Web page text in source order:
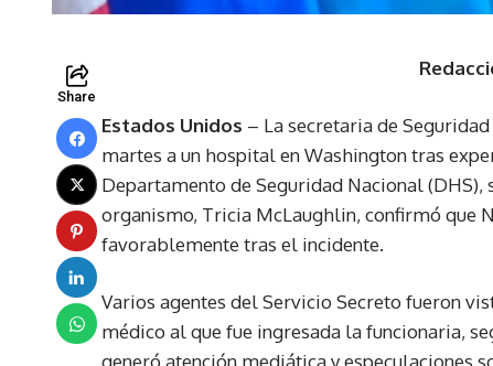
Share
Estados Unidos – La secretaria de
martes a un hospital en Washington tras
Departamento de Seguridad Nacional
organismo, Tricia McLaughlin, confirmó que
favorablemente tras el incidente.
Varios agentes del Servicio Secreto fueron
médico al que fue ingresada la funcionaria,
generó atención mediática y especulaciones